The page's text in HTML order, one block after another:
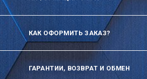
КАК ОФОРМИТЬ ЗАКАЗ?
ГАРАНТИИ, ВОЗВРАТ И ОБМЕН